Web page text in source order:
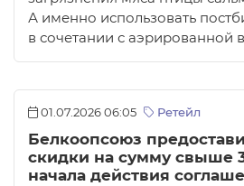
А именно использовать
в сочетании с аэрированной
01.07.2026 06:05 Ретейл
Белкоопсоюз
скидки на сумму свыше
начала действия